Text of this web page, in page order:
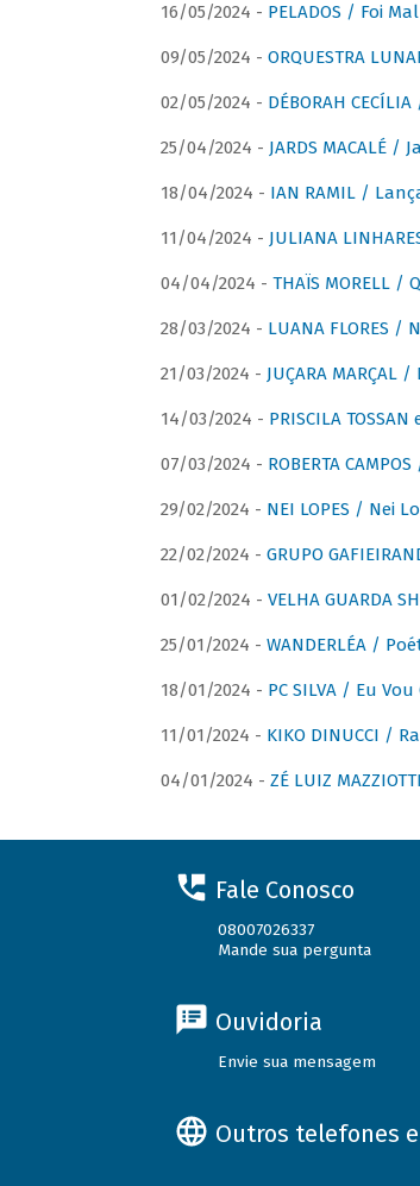
16/05/2024 - PELADOS / Foi Mal
09/05/2024 - ORQUESTRA
02/05/2024 - DÉBORAH
25/04/2024 - JARDS MACALÉ /
18/04/2024 - IAN RAMIL /
11/04/2024 - JULIANA
04/04/2024 - THAÏS MORELL /
28/03/2024 - LUANA FLORES
21/03/2024 - JUÇARA MARÇAL
14/03/2024 - PRISCILA TOSSAN
07/03/2024 - ROBERTA
29/02/2024 - NEI LOPES / Nei
22/02/2024 - GRUPO
01/02/2024 - VELHA GUARDA
25/01/2024 - WANDERLÉA /
18/01/2024 - PC SILVA / Eu
11/01/2024 - KIKO DINUCCI /
04/01/2024 - ZÉ LUIZ
Fale Conosco
08007026337
Mande sua pergunta
Ouvidoria
Envie sua mensagem
Outros telefones